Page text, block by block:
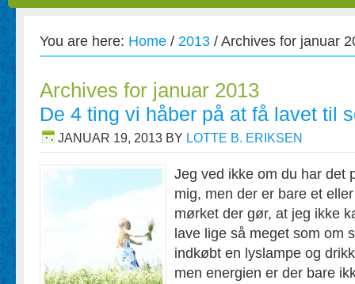
You are here: Home / 2013 / Archives for januar
Archives for januar 2013
De 4 ting vi håber på at få lavet til
JANUAR 19, 2013 BY LOTTE B. ERIKSEN
Jeg ved ikke om du har det
mig, men der er bare et
mørket der gør, at jeg ikke
lave lige så meget som om
indkøbt en lyslampe og
men energien er der bare